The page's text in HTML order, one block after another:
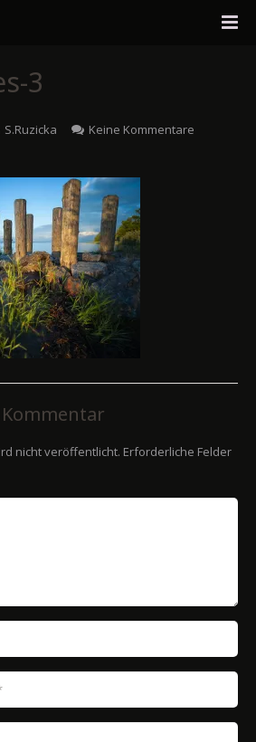
3
S.Ruzicka Keine Kommentare
nicht veröffentlicht. Erforderliche Felder